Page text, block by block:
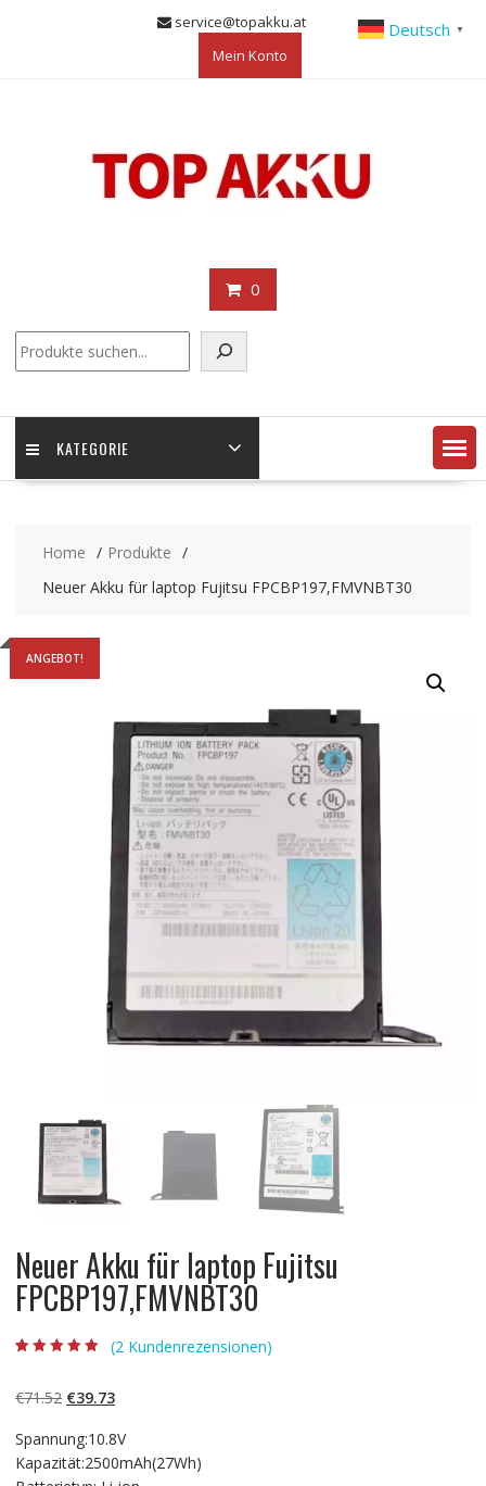
service@topakku.at
Mein Konto
0
KATEGORIE
Home
Produkte
Neuer Akku für laptop Fujitsu FPCBP197,FMVNBT30
ANGEBOT!
Neuer Akku für laptop Fujitsu
FPCBP197,FMVNBT30
basierend auf
Kundenbewertun
(2 Kundenrezensionen)
€71.52 Ursprünglicher
war:
€71.52
€39.73Aktueller
ist:
€39.73.
Spannung:10.8V
Kapazität:2500mAh(27Wh)
Deutsch ▼